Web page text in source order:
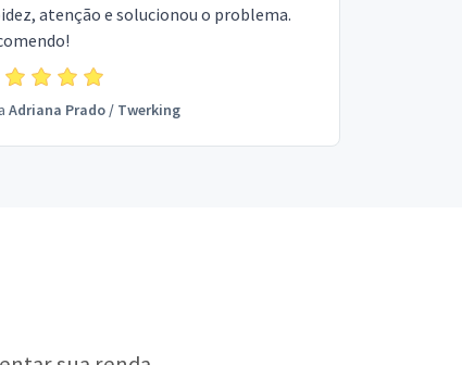
atenção e solucionou o problema.
Adriana Prado/ Twerking